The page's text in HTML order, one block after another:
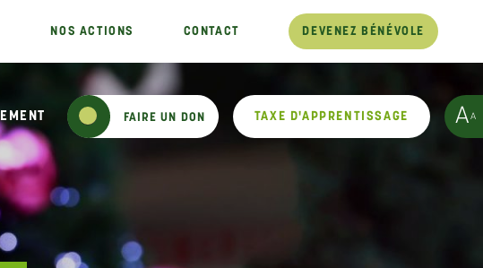
NOS ACTIONS CONTACT DEVENEZ BÉNÉVOLE
FAIRE UN DON TAXE D'APPRENTISSAGE AA